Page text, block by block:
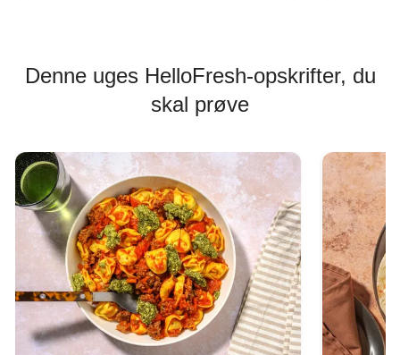
Denne uges HelloFresh-opskrifter, du
skal prøve